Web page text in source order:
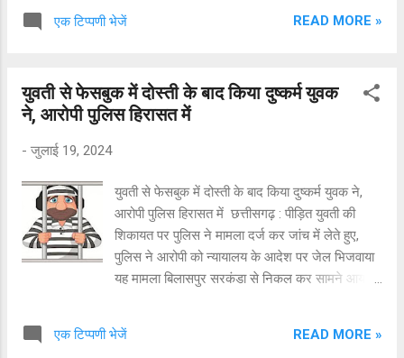
कुमार अपने साथियों के साथ शनिवार शाम को नहाने के
हुए थे। इस दौरान रविवार सुबह छह बजे गांव के तालाब में
मासूम का शव उतराता मिला। जिसे पूरे गांव में हड़कंप मच
निकलवाकर पोस्टमार्टम के लिए भेजा। पुलिस मामले की
जांच में जुटी है।
एक टिप्पणी भेजें READ MORE »
युवती से फेसबुक में दोस्ती के बाद किया दुष्कर्म युवक
ने, आरोपी पुलिस हिरासत में
- जुलाई 19, 2024
युवती से फेसबुक में दोस्ती के बाद किया दुष्कर्म युवक ने,
आरोपी पुलिस हिरासत में छत्तीसगढ़ : पीड़ित युवती की
शिकायत पर पुलिस ने मामला दर्ज कर जांच में लेते हुए,
पुलिस ने आरोपी को न्यायालय के आदेश पर जेल भिजवाया
यह मामला बिलासपुर सरकंडा से निकल कर सामने आया
साहू(28) से हुई थी। बाद में दोनों मोबाइल पर बातचीत
एक टिप्पणी भेजें READ MORE »